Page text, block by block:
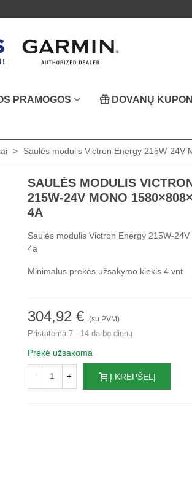
PRAMOGOS DOVANŲ
> Saulės modulis Victron Energy 215W-24V
SAULĖS MODULIS
215W-24V MONO
4A
Saulės modulis Victron Energy 215W-
4a
Minimalus prekės užsakymo kiekis 4 vnt
304,92 € (su PVM)
Pristatoma 7 - 14 darbo dienų
Prekė užsakoma
- + Į KREPŠELĮ